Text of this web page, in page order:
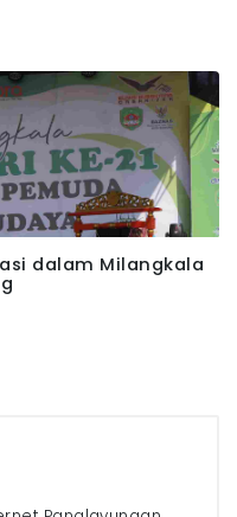
dalam Milangkala